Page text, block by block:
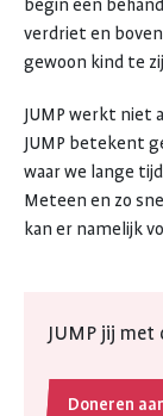
begin een
verdriet en
gewoon kind te
JUMP werkt niet
JUMP betekent
waar we lange
Meteen en zo
kan er namelijk
JUMP jij met
Doneren